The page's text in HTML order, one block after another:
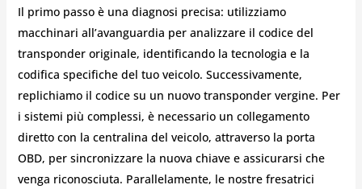
Il primo passo è una diagnosi precisa: utilizziamo
macchinari all’avanguardia per analizzare il codice del
transponder originale, identificando la tecnologia e la
codifica specifiche del tuo veicolo. Successivamente,
replichiamo il codice su un nuovo transponder vergine. Per
i sistemi più complessi, è necessario un collegamento
diretto con la centralina del veicolo, attraverso la porta
OBD, per sincronizzare la nuova chiave e assicurarsi che
venga riconosciuta. Parallelamente, le nostre fresatrici